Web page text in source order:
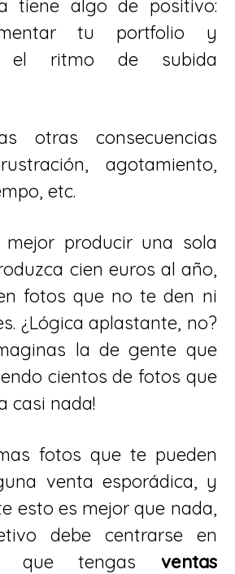
tiene algo de positivo:
tu portfolio y
el ritmo de subida
otras consecuencias
agotamiento,
etc.
mejor producir una sola
cien euros al año,
fotos que no te den ni
¿Lógica aplastante, no?
la de gente que
cientos de fotos que
casi nada!
fotos que te pueden
venta esporádica, y
esto es mejor que nada,
debe centrarse en
que tengas ventas